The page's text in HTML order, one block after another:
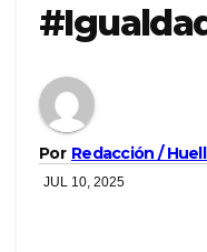
Por Redacción /
JUL 10, 2025